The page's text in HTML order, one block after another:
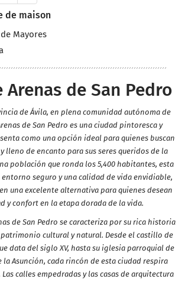
de maison
Mayores
Arenas de San Pedro
de Ávila, en plena comunidad autónoma de
de San Pedro es una ciudad pintoresca y
como una opción ideal para quienes buscan
lleno de encanto para sus seres queridos de la
población que ronda los 5,400 habitantes, esta
seguro y una calidad de vida envidiable,
una excelente alternativa para quienes desean
y confort en la etapa dorada de la vida.
de San Pedro se caracteriza por su rica historia
cultural y natural. Desde el castillo de
data del siglo XV, hasta su iglesia parroquial de
la Asunción, cada rincón de esta ciudad respira
calles empedradas y las casas de arquitectura